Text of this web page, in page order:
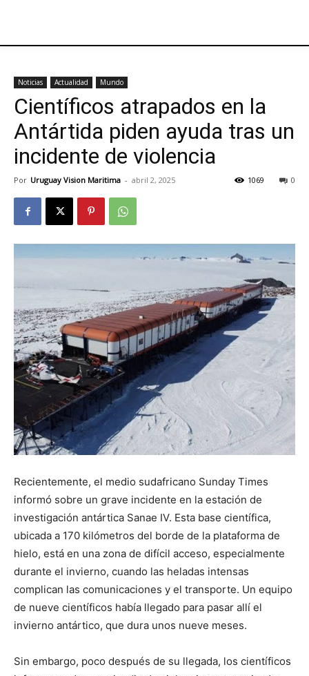
Noticias Actualidad Mundo
Científicos atrapados en la
Antártida piden ayuda tras un
incidente de violencia
Por Uruguay Vision Maritima - abril 2, 2025 0
1069
Recientemente, el medio sudafricano Sunday Times
informó sobre un grave incidente en la estación de
investigación antártica Sanae IV. Esta base científica,
ubicada a 170 kilómetros del borde de la plataforma de
hielo, está en una zona de difícil acceso, especialmente
durante el invierno, cuando las heladas intensas
complican las comunicaciones y el transporte. Un equipo
de nueve científicos había llegado para pasar allí el
invierno antártico, que dura unos nueve meses.
Sin embargo, poco después de su llegada, los científicos